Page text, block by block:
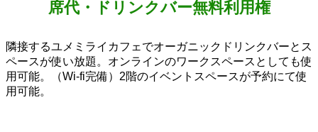
席代・ドリンクバー無料利用権
隣接するユメミライカフェでオーガニックドリンクバーとス
ペースが使い放題。オンラインのワークスペースとしても使
用可能。（Wi-fi完備）2階のイベントスペースが予約にて使
用可能。